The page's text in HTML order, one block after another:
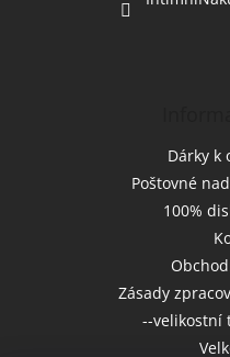
Dárky k
Poštovné
100%
Zásady
--velikostní